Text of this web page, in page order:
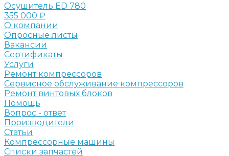
Осушитель ED 780
355 000 ₽
О компании
Опросные листы
Вакансии
Сертификаты
Услуги
Ремонт компрессоров
Сервисное обслуживание компрессоров
Ремонт винтовых блоков
Помощь
Вопрос - ответ
Производители
Статьи
Компрессорные машины
Списки запчастей